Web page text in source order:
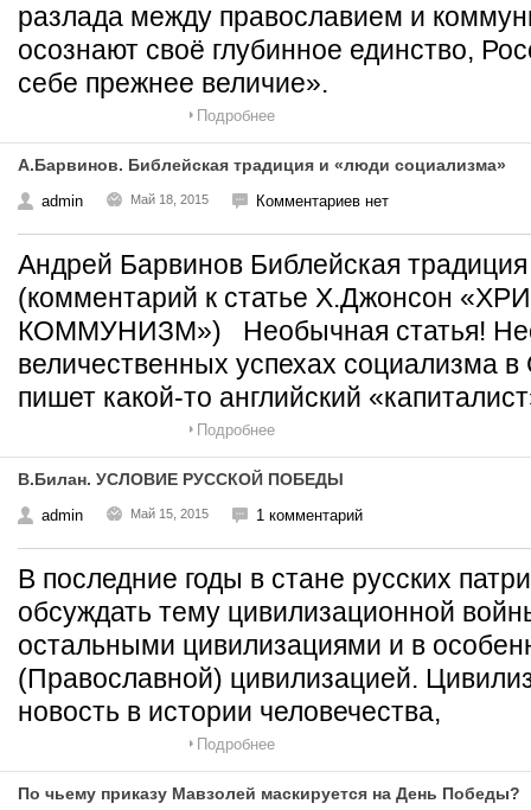
разлада между православием и
осознают своё глубинное единство,
себе прежнее величие».
Подробнее
А.Барвинов. Библейская традиция и «люди социализма»
admin Май 18, 2015 Комментариев нет
Андрей Барвинов Библейская
(комментарий к статье Х.Джонсон
КОММУНИЗМ») Необычная статья!
величественных успехах социализма
пишет какой-то английский
Подробнее
В.Билан. УСЛОВИЕ РУССКОЙ ПОБЕДЫ
admin Май 15, 2015 1 комментарий
В последние годы в стане русских
обсуждать тему цивилизационной
остальными цивилизациями и в
(Православной) цивилизацией.
новость в истории человечества,
Подробнее
По чьему приказу Мавзолей маскируется на День Победы?